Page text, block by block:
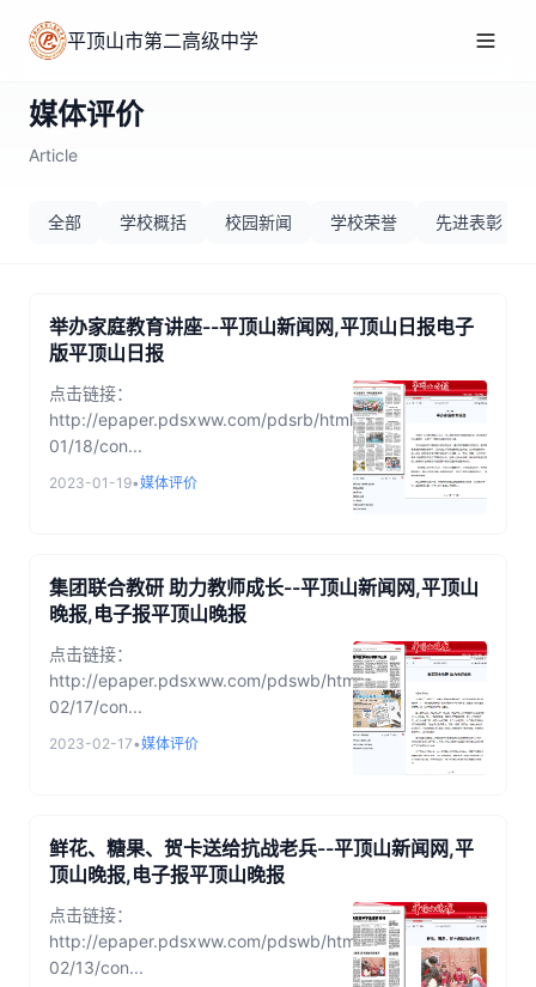
平顶山市第二高级中学
媒体评价
Article
全部 学校概括 校园新闻 学校荣誉 先进表彰
举办家庭教育讲座--平顶山新闻网,平顶山日报电子
版平顶山日报
点击链接：
http://epaper.pdsxww.com/pdsrb/html/2023-
01/18/con...
2023-01-19•媒体评价
集团联合教研 助力教师成长--平顶山新闻网,平顶山
晚报,电子报平顶山晚报
点击链接：
http://epaper.pdsxww.com/pdswb/html/2023-
02/17/con...
2023-02-17•媒体评价
鲜花、糖果、贺卡送给抗战老兵--平顶山新闻网,平
顶山晚报,电子报平顶山晚报
点击链接：
http://epaper.pdsxww.com/pdswb/html/2023-
02/13/con...